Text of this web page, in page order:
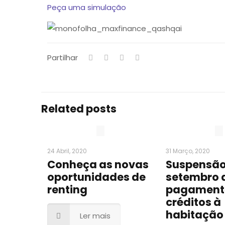
Peça uma simulação
Partilhar
Related posts
24 Abril, 2020
Conheça as novas
oportunidades de
renting
Ler mais
31 Março, 2020
setembro
créditos à
habitação